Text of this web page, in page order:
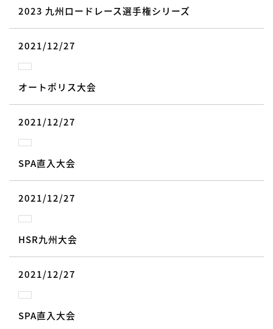
2023 九州ロードレース選手権シリーズ
2021/12/27
オートポリス大会
2021/12/27
SPA直入大会
2021/12/27
HSR九州大会
2021/12/27
SPA直入大会